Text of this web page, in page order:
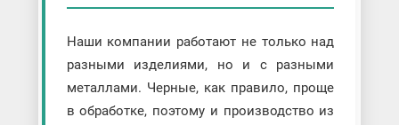
Наши компании работают не только над
разными изделиями, но и с разными
металлами. Черные, как правило, проще
в обработке, поэтому и производство из